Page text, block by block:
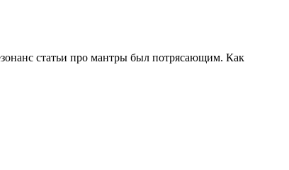
статьи про мантры был потрясающим. Как